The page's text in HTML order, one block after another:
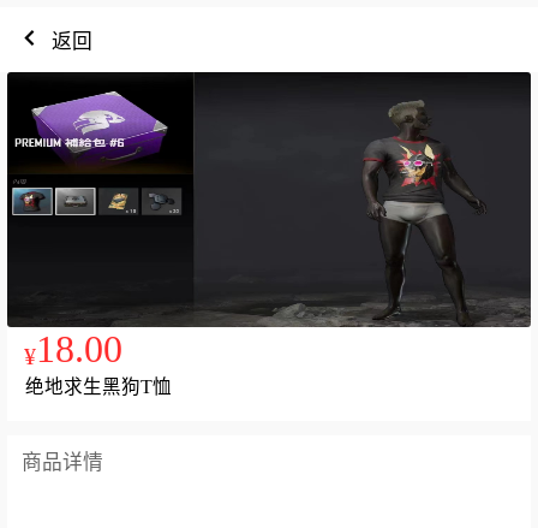
返回
¥18.00
绝地求生黑狗T恤
商品详情